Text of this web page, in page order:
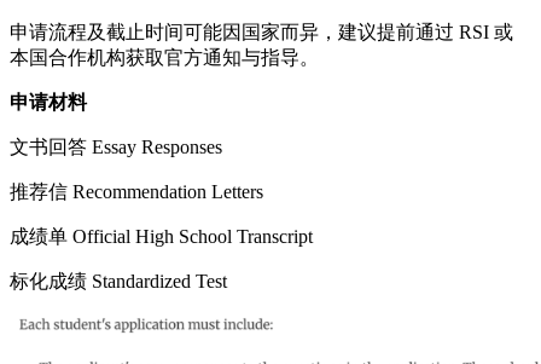
申请流程及截止时间可能因国家而异，建议提前通过 RSI 或
本国合作机构获取官方通知与指导。
申请材料
文书回答 Essay Responses
推荐信 Recommendation Letters
成绩单 Official High School Transcript
标化成绩 Standardized Test